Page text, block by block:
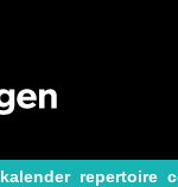
kalender repertoire